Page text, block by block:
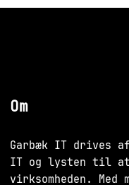
Om
Garbæk IT drives
IT og lysten til at
virksomheden.